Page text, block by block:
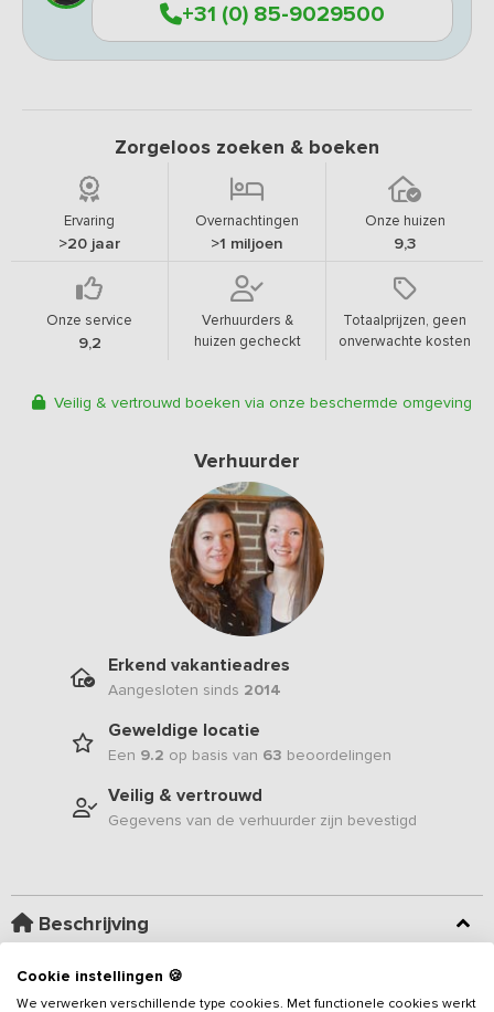
+31 (0) 85-9029500
Zorgeloos zoeken & boeken
Ervaring
>20 jaar
Overnachtingen
>1 miljoen
Onze huizen
9,3
Onze service
9,2
Verhuurders &
huizen gecheckt
Totaalprijzen, geen
onverwachte kosten
Veilig & vertrouwd boeken via onze beschermde omgeving
Verhuurder
Erkend vakantieadres
Aangesloten sinds 2014
Geweldige locatie
Een 9.2 op basis van 63 beoordelingen
Veilig & vertrouwd
Gegevens van de verhuurder zijn bevestigd
Beschrijving
Ditvakantieadresis een karakteristieke boerderij met gebinten,
waar zoveel mogelijk oorspronkelijke accenten bewaard zijn
Cookie instellingen 🍪
We verwerken verschillende type cookies. Met functionele cookies werkt